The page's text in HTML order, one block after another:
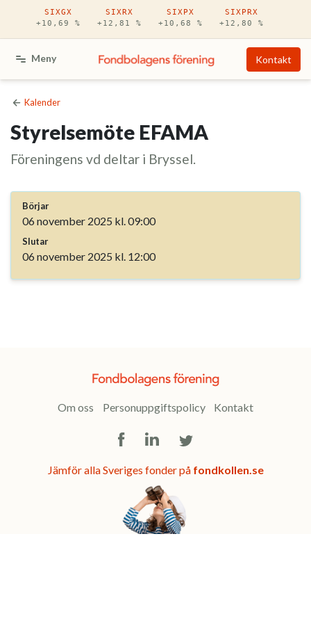
Hoppa till huvudinnehåll
SIXGX
+10,69 %
SIXRX
+12,81 %
SIXPX
+10,68 %
SIXPRX
+12,80 %
Meny Kontakt
Kalender
Styrelsemöte EFAMA
Föreningens vd deltar i Bryssel.
Börjar
06 november 2025 kl. 09:00
Slutar
06 november 2025 kl. 12:00
Om oss Personuppgiftspolicy Kontakt
FacebookLinkedIn
Jämför alla Sveriges fonder på fondkollen.se